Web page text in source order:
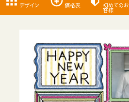
デザイン 価格表 初めてのお
客様